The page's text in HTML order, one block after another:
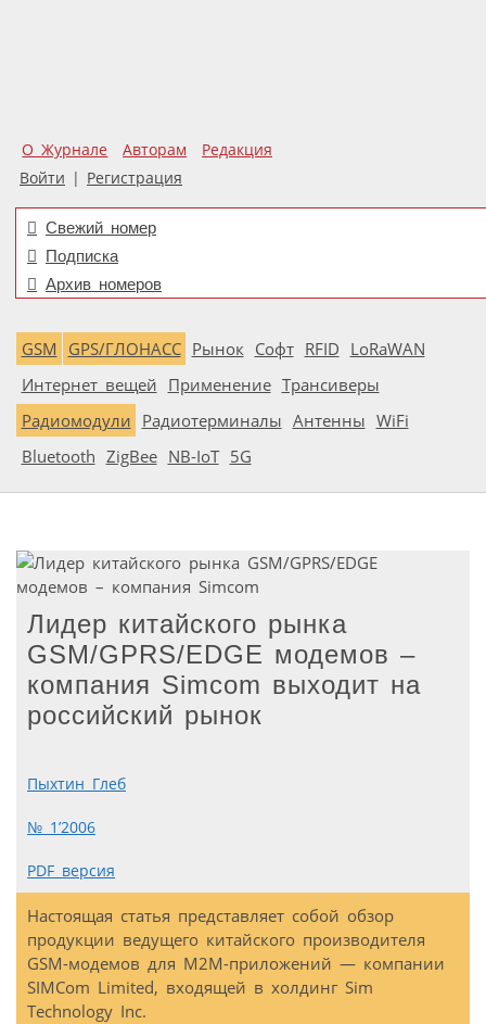
О Журнале Авторам
Редакция
Войти | Регистрация
Свежий номер
Подписка
Архив номеров
GSM GPS/ГЛОНАСС Рынок Софт RFID LoRaWAN
Интернет вещей Применение Трансиверы
Радиомодули Радиотерминалы Антенны WiFi
Bluetooth ZigBee NB-IoT 5G
Лидер китайского рынка
GSM/GPRS/EDGE модемов –
компания Simcom выходит на
российский рынок
Пыхтин Глеб
№ 1’2006
PDF версия
Настоящая статья представляет собой обзор
продукции ведущего китайского производителя
GSM-модемов для M2M-приложений — компании
SIMCom Limited, входящей в холдинг Sim
Technology Inc.